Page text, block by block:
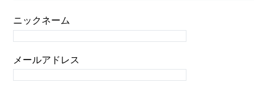
ニックネーム
メールアドレス